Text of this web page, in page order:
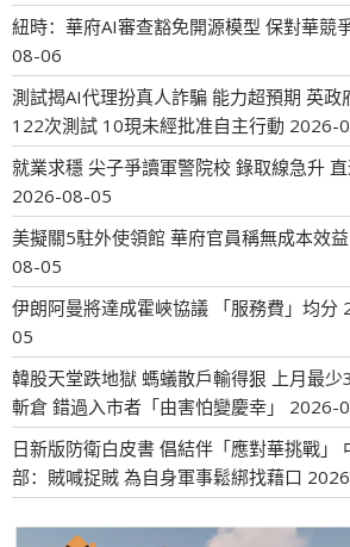
紐時：華府AI審查豁免開源模型 保對華競
08-06
測試揭AI代理扮真人詐騙 能力超預期 英政
122次測試 10現未經批准自主行動 2026-
就業求穩 尖子爭讀軍警院校 錄取線急升
2026-08-05
美擬關5駐外使領館 華府官員稱無成本效益
08-05
伊朗阿曼將達成霍峽協議 「服務費」均分
05
韓股天堂跌地獄 螞蟻散戶輸得狠 上月最少
斬倉 錯過入市者「由害怕變慶幸」
2026-
日新版防衛白皮書 倡結伴「應對華挑戰」
部：賊喊捉賊 為自身軍事鬆綁找藉口